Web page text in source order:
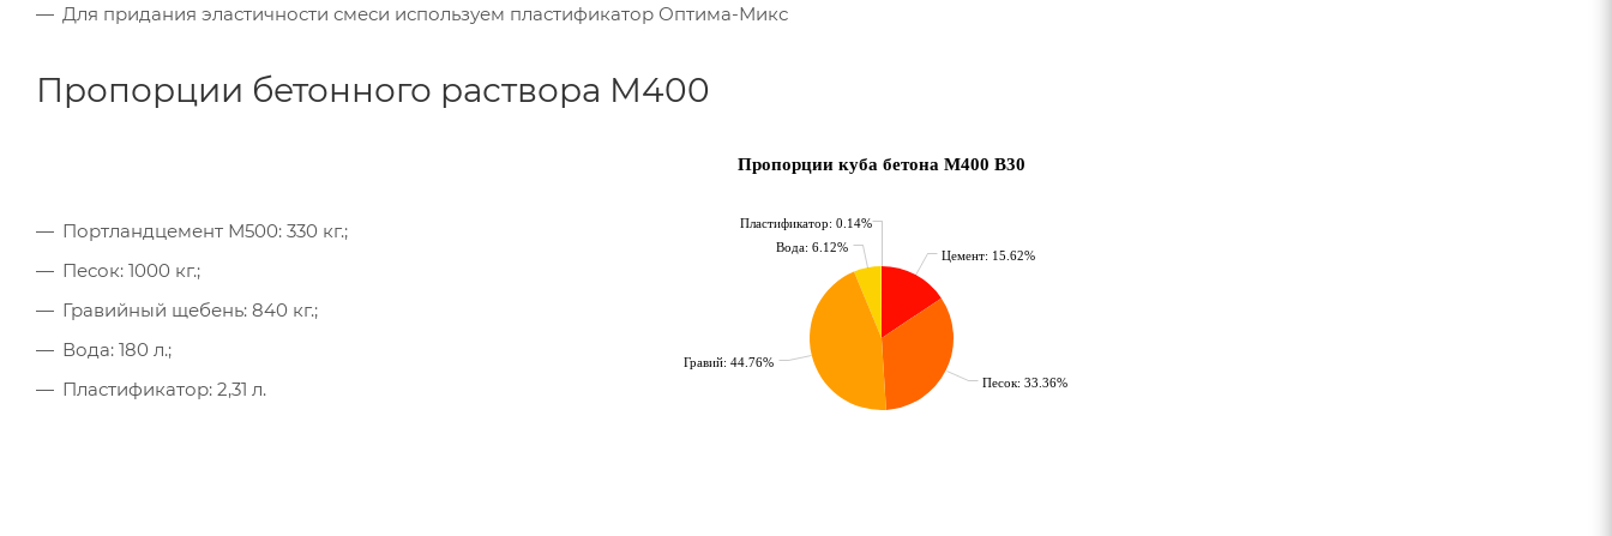
Для придания эластичности смеси используем пластификатор Оптима-Микс
Пропорции бетонного раствора М400
Портландцемент М500: 330 кг.;
Песок: 1000 кг.;
Гравийный щебень: 840 кг.;
Вода: 180 л.;
Пластификатор: 2,31 л.
Пластификатор: 0.14%
Вода: 6.12%
Цемент: 15.62%
Песок: 33.36%
Гравий: 44.76%
Пропорции куба бетона М400 B30